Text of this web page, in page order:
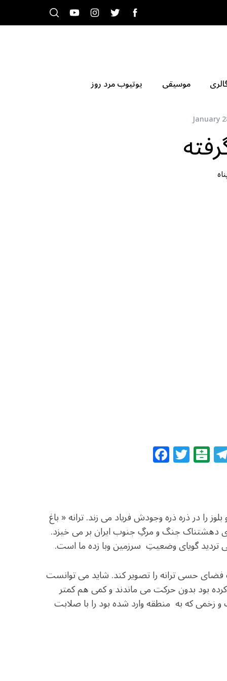
موسیقی یوتیوب مرد روز
January
F
a
b
o
o
k
T
w
r
B
al
inرا در ذره ذره وجودش فریاد می زند. ترانه « باغ
دهشتناک جنگ و مرگِ جنوب ایران بر می خیزد.
بی تردید گویای وضعیتِ سرزمین وبا زده ما است.
حسی ترانه را تصویر کند. شاید می توانست
بود بدون حرکت می ماندند و کمی هم کمتر
که به منطقه وارد شده بود را با صلابت